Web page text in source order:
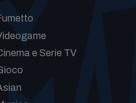
e Serie TV